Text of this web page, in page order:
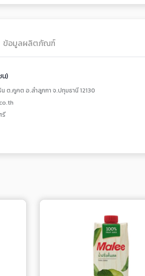
ข้อมูลผลิตภัณฑ์
น)
ต.คูคต อ.ลำลูกกา จ.ปทุมธานี 12130
รี